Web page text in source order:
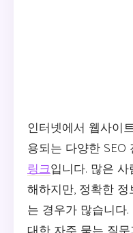
인터넷에서 웹사이
용되는 다양한 SEO
링크입니다. 많은
해하지만, 정확한
는 경우가 많습니다
대한 자주 묻는 질